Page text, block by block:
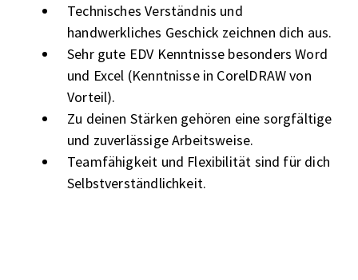
Technisches Verständnis und
handwerkliches Geschick zeichnen dich aus.
Sehr gute EDV Kenntnisse besonders Word
und Excel (Kenntnisse in CorelDRAW von
Vorteil).
Zu deinen Stärken gehören eine sorgfältige
und zuverlässige Arbeitsweise.
Teamfähigkeit und Flexibilität sind für dich
Selbstverständlichkeit.